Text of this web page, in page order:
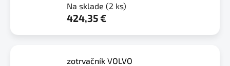
Na sklade (2 ks)
424,35 €
zotrvačník VOLVO